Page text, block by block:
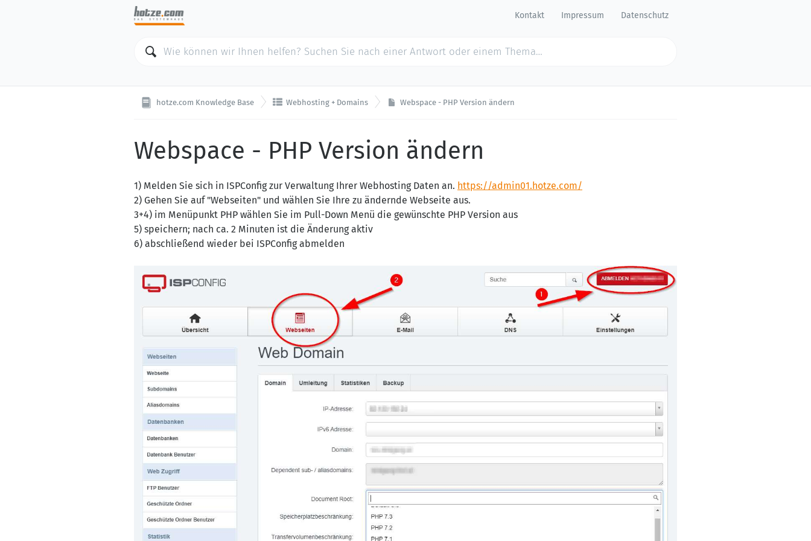
Kontakt Impressum Datenschutz
hotze.com Knowledge Base  Webhosting + Domains Webspace - PHP Version ändern
Webspace - PHP Version ändern
1) Melden Sie sich in ISPConfig zur Verwaltung Ihrer Webhosting Daten an. https://admin01.hotze.com/
2) Gehen Sie auf "Webseiten" und wählen Sie Ihre zu ändernde Webseite aus.
3+4) im Menüpunkt PHP wählen Sie im Pull-Down Menü die gewünschte PHP Version aus
5) speichern; nach ca. 2 Minuten ist die Änderung aktiv
6) abschließend wieder bei ISPConfig abmelden